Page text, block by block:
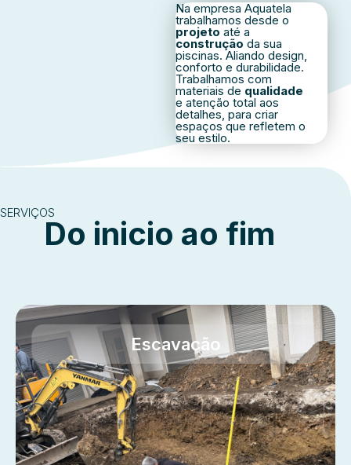
Na empresa Aquatela
trabalhamos desde o
projeto até a
construção da sua
piscinas. Aliando design,
conforto e durabilidade.
Trabalhamos com
materiais de qualidade
e atenção total aos
detalhes, para criar
espaços que refletem o
seu estilo.
SERVIÇOS
Do inicio ao fim
Escavação